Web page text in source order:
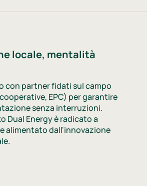
locale, mentalità
con partner fidati sul campo
EPC) per garantire
senza interruzioni.
Dual Energy è radicato a
alimentato dall'innovazione